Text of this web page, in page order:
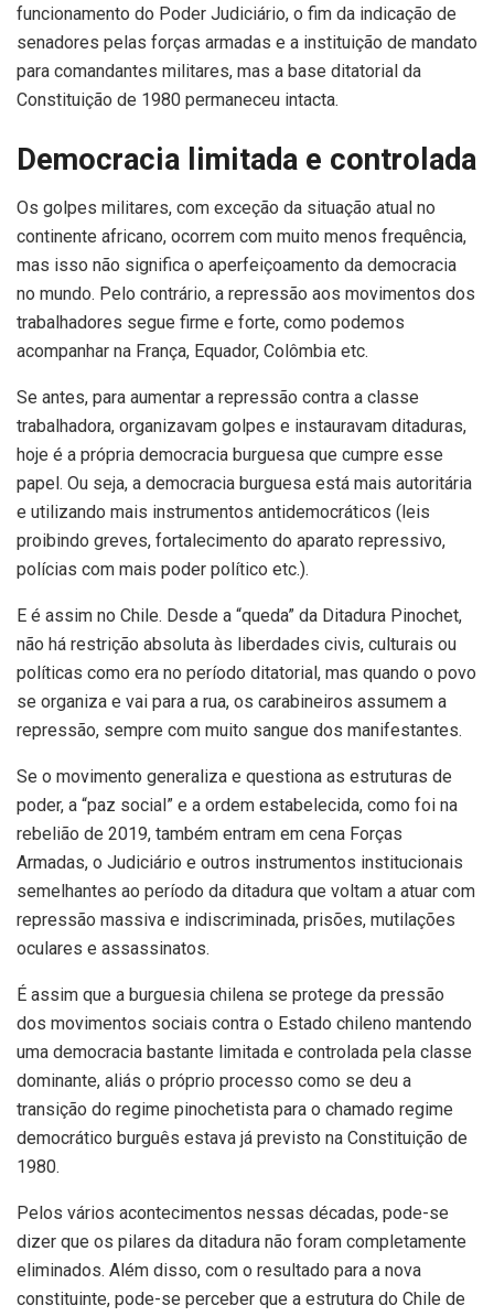
funcionamento do Poder Judiciário, o fim da indicação de
senadores pelas forças armadas e a instituição de mandato
para comandantes militares, mas a base ditatorial da
Constituição de 1980 permaneceu intacta.
Democracia limitada e controlada
Os golpes militares, com exceção da situação atual no
continente africano, ocorrem com muito menos frequência,
mas isso não significa o aperfeiçoamento da democracia
no mundo. Pelo contrário, a repressão aos movimentos dos
trabalhadores segue firme e forte, como podemos
acompanhar na França, Equador, Colômbia etc.
Se antes, para aumentar a repressão contra a classe
trabalhadora, organizavam golpes e instauravam ditaduras,
hoje é a própria democracia burguesa que cumpre esse
papel. Ou seja, a democracia burguesa está mais autoritária
e utilizando mais instrumentos antidemocráticos (leis
proibindo greves, fortalecimento do aparato repressivo,
polícias com mais poder político etc.).
E é assim no Chile. Desde a “queda” da Ditadura Pinochet,
não há restrição absoluta às liberdades civis, culturais ou
políticas como era no período ditatorial, mas quando o povo
se organiza e vai para a rua, os carabineiros assumem a
repressão, sempre com muito sangue dos manifestantes.
Se o movimento generaliza e questiona as estruturas de
poder, a “paz social” e a ordem estabelecida, como foi na
rebelião de 2019, também entram em cena Forças
Armadas, o Judiciário e outros instrumentos institucionais
semelhantes ao período da ditadura que voltam a atuar com
repressão massiva e indiscriminada, prisões, mutilações
oculares e assassinatos.
É assim que a burguesia chilena se protege da pressão
dos movimentos sociais contra o Estado chileno mantendo
uma democracia bastante limitada e controlada pela classe
dominante, aliás o próprio processo como se deu a
transição do regime pinochetista para o chamado regime
democrático burguês estava já previsto na Constituição de
1980.
Pelos vários acontecimentos nessas décadas, pode-se
dizer que os pilares da ditadura não foram completamente
eliminados. Além disso, com o resultado para a nova
constituinte, pode-se perceber que a estrutura do Chile de